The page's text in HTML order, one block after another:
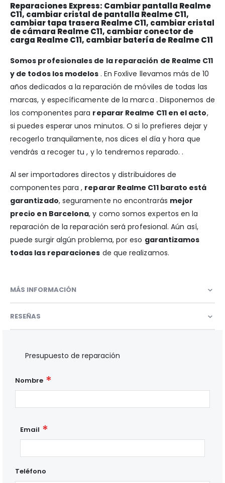
Reparaciones Express: Cambiar pantalla Realme
C11, cambiar cristal de pantalla Realme C11,
cambiar tapa trasera Realme C11, cambiar cristal
de cámara Realme C11, cambiar conector de
carga Realme C11, cambiar batería de Realme C11
Somos profesionales de la reparación de Realme C11
y de todos los modelos . En Foxlive llevamos más de 10
años dedicados a la reparación de móviles de todas las
marcas, y específicamente de la marca . Disponemos de
los componentes para reparar Realme C11 en el acto,
si puedes esperar unos minutos. O si lo prefieres dejar y
recogerlo tranquilamente, nos dices el día y hora que
vendrás a recoger tu , y lo tendremos reparado. .
Al ser importadores directos y distribuidores de
componentes para , reparar Realme C11 barato está
garantizado, seguramente no encontrarás mejor
precio en Barcelona, y como somos expertos en la
reparación de la reparación será profesional. Aún así,
puede surgir algún problema, por eso garantizamos
todas las reparaciones de que realizamos.
MÁS INFORMACIÓN
RESEÑAS
Presupuesto de reparación
Nombre
Email
Teléfono